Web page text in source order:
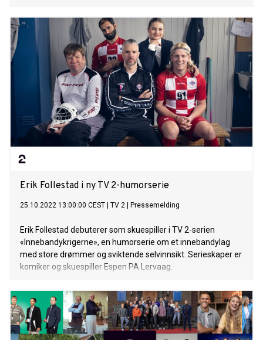
Erik Follestad i ny TV 2-humorserie
25.10.2022 13:00:00 CEST TV 2 Pressemelding
Erik Follestad debuterer som skuespiller i TV 2-serien
«Innebandykrigerne», en humorserie om et innebandylag
med store drømmer og sviktende selvinnsikt. Serieskaper er
komiker og skuespiller Espen PA Lervaag.